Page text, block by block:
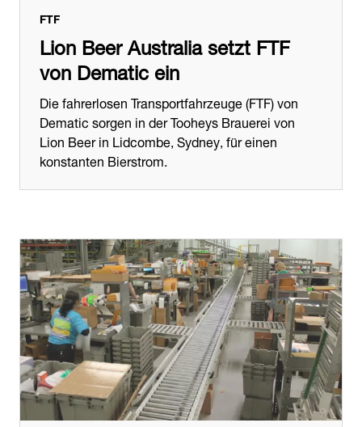
FTF
Lion Beer Australia setzt FTF
von Dematic ein
Die fahrerlosen Transportfahrzeuge (FTF) von
Dematic sorgen in der Tooheys Brauerei von
Lion Beer in Lidcombe, Sydney, für einen
konstanten Bierstrom.